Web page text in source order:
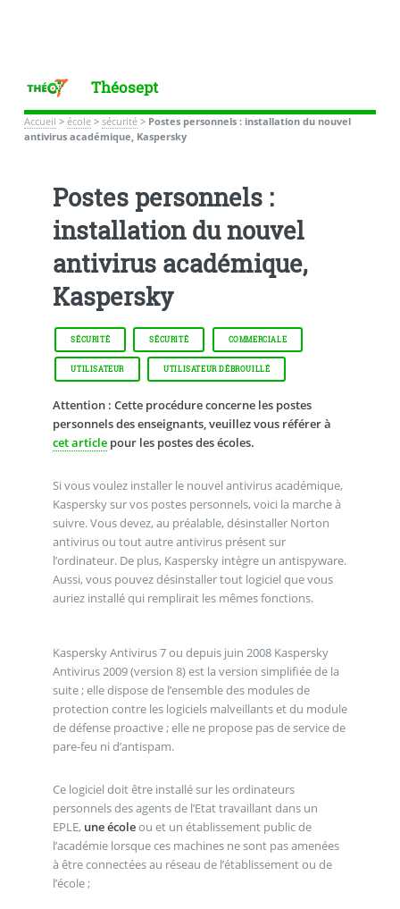
Théosept
Accueil > école> sécurité> Postes personnels : installation du nouvel
antivirus académique, Kaspersky
Postes personnels :
installation du nouvel
antivirus académique,
Kaspersky
SÉCURITÉ SÉCURITÉ COMMERCIALE
UTILISATEUR UTILISATEUR DÉBROUILLÉ
Attention : Cette procédure concerne les postes
personnels des enseignants, veuillez vous référer à
cet articlepour les postes des écoles.
Si vous voulez installer le nouvel antivirus académique,
Kaspersky sur vos postes personnels, voici la marche à
suivre. Vous devez, au préalable, désinstaller Norton
antivirus ou tout autre antivirus présent sur
l’ordinateur. De plus, Kaspersky intègre un antispyware.
Aussi, vous pouvez désinstaller tout logiciel que vous
auriez installé qui remplirait les mêmes fonctions.
Kaspersky Antivirus 7 ou depuis juin 2008 Kaspersky
Antivirus 2009 (version 8) est la version simplifiée de la
suite ; elle dispose de l’ensemble des modules de
protection contre les logiciels malveillants et du module
de défense proactive ; elle ne propose pas de service de
pare-feu ni d’antispam.
Ce logiciel doit être installé sur les ordinateurs
personnels des agents de l’Etat travaillant dans un
EPLE, une écoleou et un établissement public de
l’académie lorsque ces machines ne sont pas amenées
à être connectées au réseau de l’établissement ou de
l’école ;